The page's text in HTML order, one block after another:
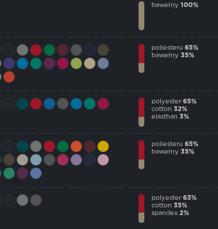
bawełny 100%
poliesteru 65%
bawełny 35%
polyester 65%
cotton 32%
elasthan 3%
poliesteru 65%
bawełny 35%
polyester 63%
cotton 35%
spandex 2%